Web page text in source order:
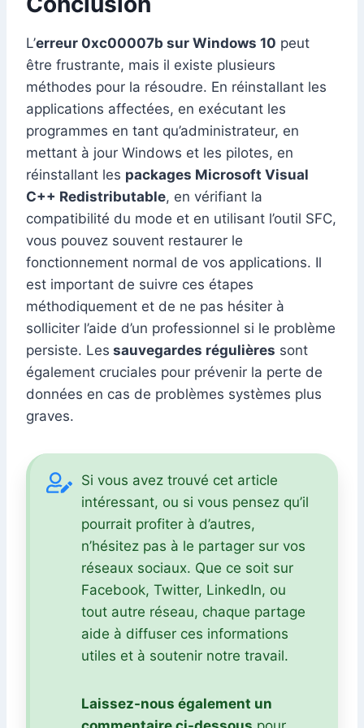
L’erreur 0xc00007b sur Windows 10 peut
être frustrante, mais il existe plusieurs
méthodes pour la résoudre. En réinstallant les
applications affectées, en exécutant les
programmes en tant qu’administrateur, en
mettant à jour Windows et les pilotes, en
réinstallant les packages Microsoft Visual
C++ Redistributable, en vérifiant la
compatibilité du mode et en utilisant l’outil SFC,
vous pouvez souvent restaurer le
fonctionnement normal de vos applications. Il
est important de suivre ces étapes
méthodiquement et de ne pas hésiter à
solliciter l’aide d’un professionnel si le problème
persiste. Les sauvegardes régulières sont
également cruciales pour prévenir la perte de
données en cas de problèmes systèmes plus
graves.
Si vous avez trouvé cet article
intéressant, ou si vous pensez qu’il
pourrait profiter à d’autres,
n’hésitez pas à le partager sur vos
réseaux sociaux. Que ce soit sur
Facebook, Twitter, LinkedIn, ou
tout autre réseau, chaque partage
aide à diffuser ces informations
utiles et à soutenir notre travail.
Laissez-nous également un